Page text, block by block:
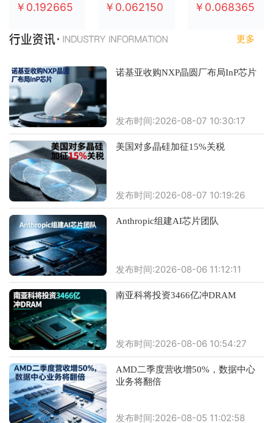
￥0.192665 ￥0.062150 ￥0.068365
更多
诺基亚收购NXP晶圆厂布局InP芯片
发布时间:2026-08-07 10:30:17
美国对多晶硅加征15%关税
发布时间:2026-08-07 10:19:26
Anthropic组建AI芯片团队
发布时间:2026-08-06 11:12:11
南亚科将投资3466亿冲DRAM
发布时间:2026-08-06 10:54:27
AMD二季度营收增50%，数据中心
业务将翻倍
发布时间:2026-08-05 11:02:58